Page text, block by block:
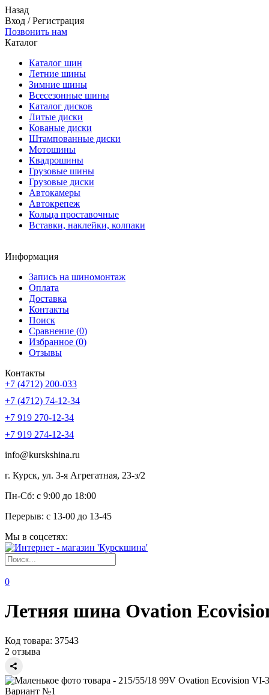
Назад
Вход /Регистрация
Позвонить нам
Каталог
Каталог шин
Летние шины
Зимние шины
Всесезонные шины
Каталог дисков
Литые диски
Кованые диски
Штампованные диски
Мотошины
Квадрошины
Грузовые шины
Грузовые диски
Автокамеры
Автокрепеж
Кольца проставочные
Вставки, наклейки, колпаки
Информация
Запись на шиномонтаж
Оплата
Доставка
Контакты
Поиск
Сравнение (0)
Избранное (0)
Отзывы
Контакты
+7 (4712) 200-033
+7 (4712) 74-12-34
+7 919 270-12-34
+7 919 274-12-34
info@kurskshina.ru
г. Курск, ул. 3-я Агрегатная, 23-з/2
Пн-Сб: с 9:00 до 18:00
Перерыв: с 13-00 до 13-45
Мы в соцсетях:
0
Летняя шина Ovation
Код товара: 37543
2 отзыва